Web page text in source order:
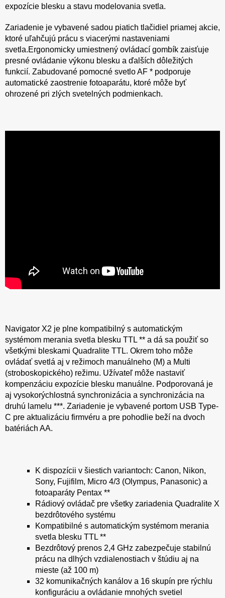
expozície blesku a stavu modelovania svetla.
Zariadenie je vybavené sadou piatich tlačidiel priamej akcie,
ktoré uľahčujú prácu s viacerými nastaveniami
svetla.Ergonomicky umiestnený ovládací gombík zaisťuje
presné ovládanie výkonu blesku a ďalších dôležitých
funkcií. Zabudované pomocné svetlo AF * podporuje
automatické zaostrenie fotoaparátu, ktoré môže byť
ohrozené pri zlých svetelných podmienkach.
Navigator X2 je plne kompatibilný s automatickým
systémom merania svetla blesku TTL ** a dá sa použiť so
všetkými bleskami Quadralite TTL. Okrem toho môže
ovládať svetlá aj v režimoch manuálneho (M) a Multi
(stroboskopického) režimu. Užívateľ môže nastaviť
kompenzáciu expozície blesku manuálne. Podporovaná je
aj vysokorýchlostná synchronizácia a synchronizácia na
druhú lamelu ***. Zariadenie je vybavené portom USB Type-
C pre aktualizáciu firmvéru a pre pohodlie beží na dvoch
batériách AA.
K dispozícii v šiestich variantoch: Canon, Nikon,
Sony, Fujifilm, Micro 4/3 (Olympus, Panasonic) a
fotoaparáty Pentax **
Rádiový ovládač pre všetky zariadenia Quadralite X
bezdrôtového systému
Kompatibilné s automatickým systémom merania
svetla blesku TTL **
Bezdrôtový prenos 2,4 GHz zabezpečuje stabilnú
prácu na dlhých vzdialenostiach v štúdiu aj na
mieste (až 100 m)
32 komunikačných kanálov a 16 skupín pre rýchlu
konfiguráciu a ovládanie mnohých svetiel